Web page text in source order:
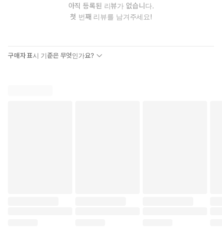
서울과학기술대학교 산업대학원 자동차공학전공 석사
• 신성대학교 자동차과 겸임교수 역임
• 법원행정처, 서울중앙지방법원 자동차분야 전문심리위원
아직 등록된 리뷰가 없습니다.
첫 번째 리뷰를 남겨주세요!
구매자 표시 기준은 무엇인가요?